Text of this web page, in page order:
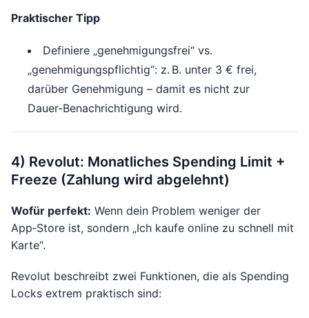
Praktischer Tipp
Definiere „genehmigungsfrei“ vs.
„genehmigungspflichtig“: z. B. unter 3 € frei,
darüber Genehmigung – damit es nicht zur
Dauer‑Benachrichtigung wird.
4) Revolut: Monatliches Spending Limit +
Freeze (Zahlung wird abgelehnt)
Wofür perfekt: Wenn dein Problem weniger der
App‑Store ist, sondern „Ich kaufe online zu schnell mit
Karte“.
Revolut beschreibt zwei Funktionen, die als Spending
Locks extrem praktisch sind: